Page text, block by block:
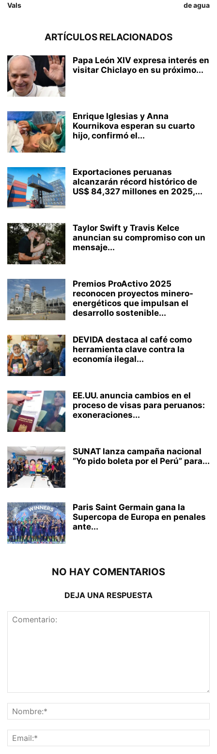
Vals
de agua
ARTÍCULOS RELACIONADOS
Papa León XIV expresa interés en
visitar Chiclayo en su próximo...
Enrique Iglesias y Anna
Kournikova esperan su cuarto
hijo, confirmó el...
Exportaciones peruanas
alcanzarán récord histórico de
US$ 84,327 millones en 2025,...
Taylor Swift y Travis Kelce
anuncian su compromiso con un
mensaje...
Premios ProActivo 2025
reconocen proyectos minero-
energéticos que impulsan el
desarrollo sostenible...
DEVIDA destaca al café como
herramienta clave contra la
economía ilegal...
EE.UU. anuncia cambios en el
proceso de visas para peruanos:
exoneraciones...
SUNAT lanza campaña nacional
“Yo pido boleta por el Perú” para...
Paris Saint Germain gana la
Supercopa de Europa en penales
ante...
NO HAY COMENTARIOS
DEJA UNA RESPUESTA